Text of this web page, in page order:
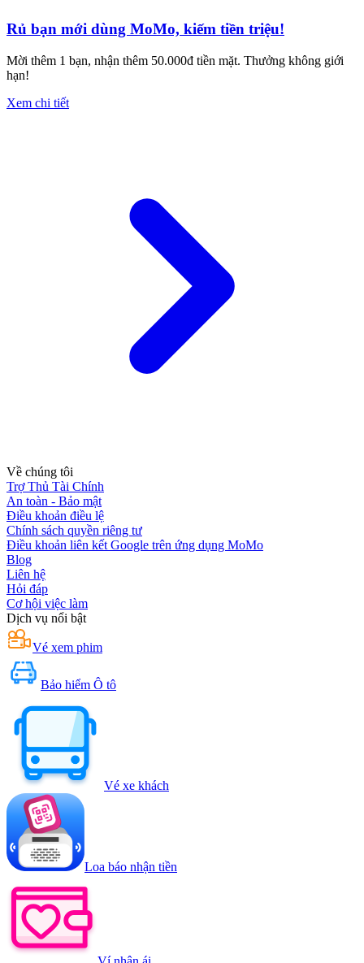
Rủ bạn mới dùng MoMo, kiếm tiền triệu!
Mời thêm 1 bạn, nhận thêm 50.000đ tiền mặt. Thưởng không giới
hạn!
Xem chi tiết
Về chúng tôi
Trợ Thủ Tài Chính
An toàn - Bảo mật
Điều khoản điều lệ
Chính sách quyền riêng tư
Điều khoản liên kết Google trên ứng dụng MoMo
Blog
Liên hệ
Hỏi đáp
Cơ hội việc làm
Dịch vụ nổi bật
Vé xem phim
Bảo hiểm Ô tô
Vé xe khách
Loa báo nhận tiền